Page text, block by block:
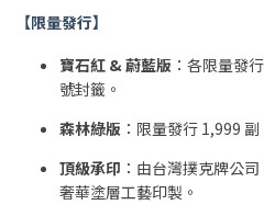
【限量發行】
寶石紅 & 蔚藍版 ：各限量發
號封籤。
森林綠版 ：限量發行 1,999
頂級承印 ：由台灣撲克牌公
奢華塗層工藝印製。